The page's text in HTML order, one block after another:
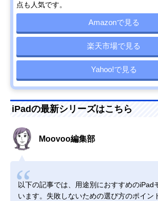
点も人気です。
Amazonで見る
楽天市場で見る
Yahoo!で見る
iPadの最新シリーズはこちら
Moovoo編集部
以下の記事では、用途別におすすめのiPad
います。失敗しないための選び方のポイン